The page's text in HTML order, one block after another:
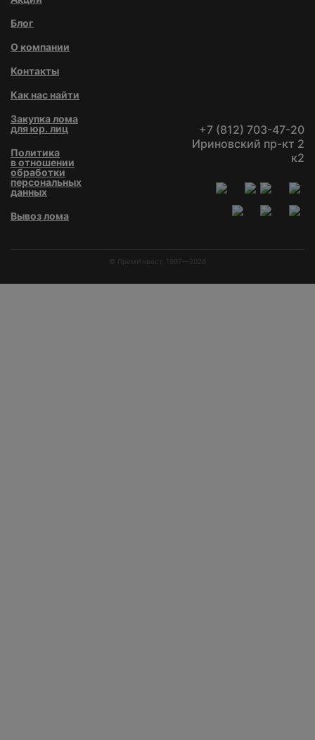
Блог
О компании
Контакты
Как нас найти
Закупка лома
для юр. лиц
Политика
в отношении
обработки
персональных
данных
Вывоз лома
+7 (812) 703-47-20
Ириновский пр-кт 2
к2
© ПромИнвест, 1997—2026